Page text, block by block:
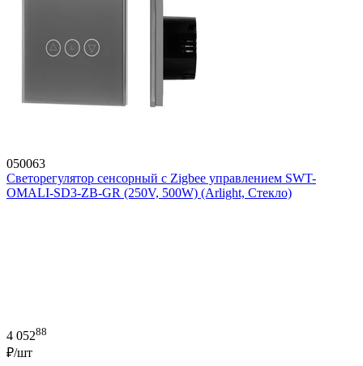
050063
Светорегулятор сенсорный с Zigbee управлением SWT-
OMALI-SD3-ZB-GR (250V, 500W) (Arlight, Стекло)
4 05288
₽/шт